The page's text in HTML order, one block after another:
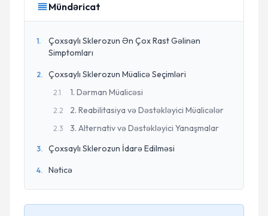
Mündəricat
1.
Çoxsaylı Sklerozun Ən Çox Rast Gəlinən
Simptomları
2. Çoxsaylı Sklerozun Müalicə Seçimləri
2.1 1. Dərman Müalicəsi
2.2 2. Reabilitasiya və Dəstəkləyici Müalicələr
2.3 3. Alternativ və Dəstəkləyici Yanaşmalar
3. Çoxsaylı Sklerozun İdarə Edilməsi
4. Nəticə